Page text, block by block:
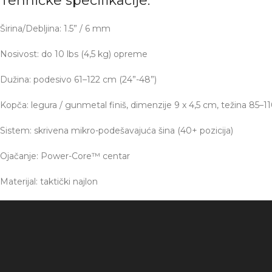
Širina/Debljina: 1.5” / 6 mm
Nosivost: do 10 lbs (4,5 kg) opreme
Dužina: podesivo 61–122 cm (24”-48”)
Kopča: legura / gunmetal finiš, dimenzije 9 x 4,5 cm, težina
Sistem: skrivena mikro-podešavajuća šina (40+ pozicija)
Ojačanje: Power-Core™ centar
Materijal: taktički najlon